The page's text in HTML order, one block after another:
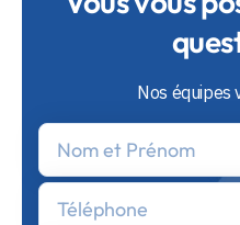
Nos équipes